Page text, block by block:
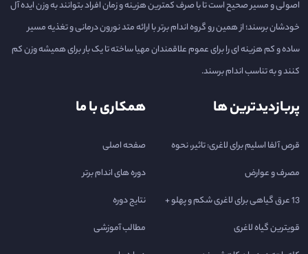
اصولی و مسیر صحیح است تا با صرف کمترین هزینه و زمان افراد بتوانند به وزن ایده آل
خودشان برسند؛ از همین رو گروه اندام برتر با ارائه متد نورون درمانی و تغذیه مسیر
ساده و کم هزینه ای را برای عموم علاقمندان مهیا ساخته تا یک بار برای همیشه وزن کم
کنند و به تناسب اندام برسند.
پربازدیدترین ها
قرص آلفا اسلیم برای لاغری: تاثیر، نحوه
مصرف و عوارض
13 عرق گیاهی برای لاغری شکم و پهلو +
قویترین گیاه لاغری
همکاری با ما
صفحه اصلی
دوره های اندام برتر
نتایج دوره
مطالب آموزشی